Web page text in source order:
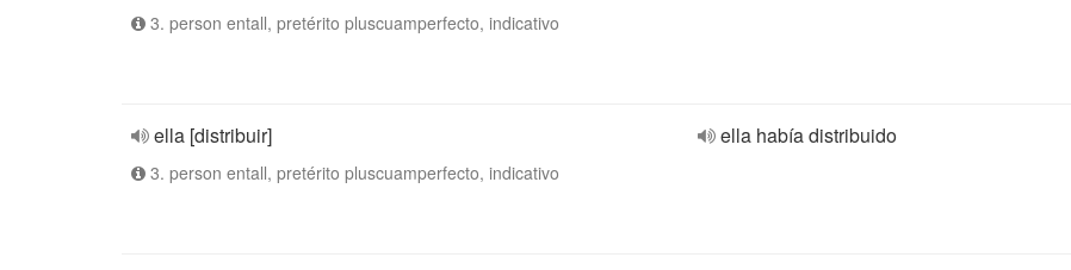
3. person entall, pretérito pluscuamperfecto, indicativo
ella [distribuir]
3. person entall, pretérito pluscuamperfecto, indicativo
ella había distribuido